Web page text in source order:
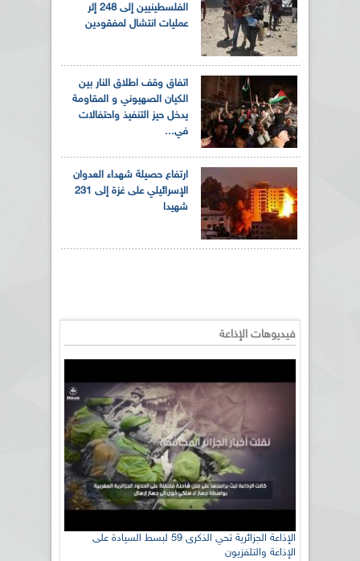
الفلسطينيين إلى 248 إثر
عمليات انتشال لمفقودين
اتفاق وقف اطلاق النار بين
الكيان الصهيوني و المقاومة
يدخل حيز التنفيذ واحتفالات
في...
ارتفاع حصيلة شهداء العدوان
الإسرائيلي على غزة إلى 231
شهيدا
فيديوهات الإذاعة
الإذاعة الجزائرية تحي الذكرى 59 لبسط السيادة على
الإذاعة والتلفزيون